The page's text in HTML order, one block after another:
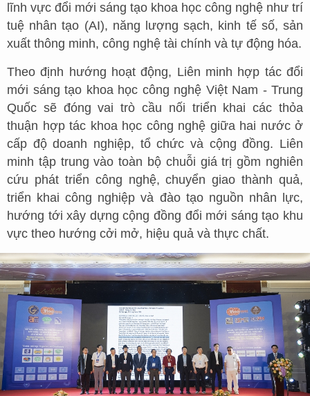
lĩnh vực đổi mới sáng tạo khoa học công nghệ như trí
tuệ nhân tạo (AI), năng lượng sạch, kinh tế số, sản
xuất thông minh, công nghệ tài chính và tự động hóa.
Theo định hướng hoạt động, Liên minh hợp tác đổi
mới sáng tạo khoa học công nghệ Việt Nam - Trung
Quốc sẽ đóng vai trò cầu nối triển khai các thỏa
thuận hợp tác khoa học công nghệ giữa hai nước ở
cấp độ doanh nghiệp, tổ chức và cộng đồng. Liên
minh tập trung vào toàn bộ chuỗi giá trị gồm nghiên
cứu phát triển công nghệ, chuyển giao thành quả,
triển khai công nghiệp và đào tạo nguồn nhân lực,
hướng tới xây dựng cộng đồng đổi mới sáng tạo khu
vực theo hướng cởi mở, hiệu quả và thực chất.